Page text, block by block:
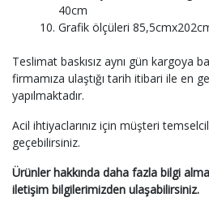
40cm
Grafik ölçüleri
Teslimat baskısız aynı gün kargoya
firmamıza ulaştığı tarih itibari ile en
yapılmaktadır.
Acil ihtiyaclarınız için müşteri
geçebilirsiniz.
Ürünler hakkında daha fazla bilgi
iletişim bilgilerimizden ulaşabilirsiniz.